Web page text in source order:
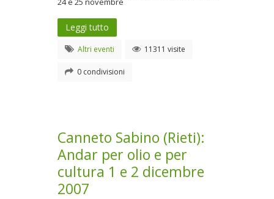
Leggi tutto
Altri eventi 11311 visite
0 condivisioni
Canneto Sabino (Rieti):
Andar per olio e per
cultura 1 e 2 dicembre
2007